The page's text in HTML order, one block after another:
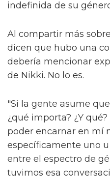
importante."
Ese concepto de
discutido en círculos
entretenimiento como
clave. A medida que
inclusión son
artes, las historias
permanecer – no solo
se sientan vistas, sino
la sociedad.